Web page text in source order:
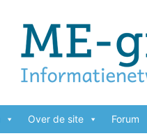
Over de site Forum